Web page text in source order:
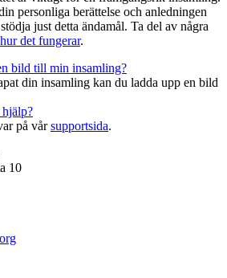
personliga berättelse och anledningen
just detta ändamål. Ta del av några
det fungerar.
bild till min insamling?
din insamling kan du ladda upp en bild
på vårsupportsida.
10